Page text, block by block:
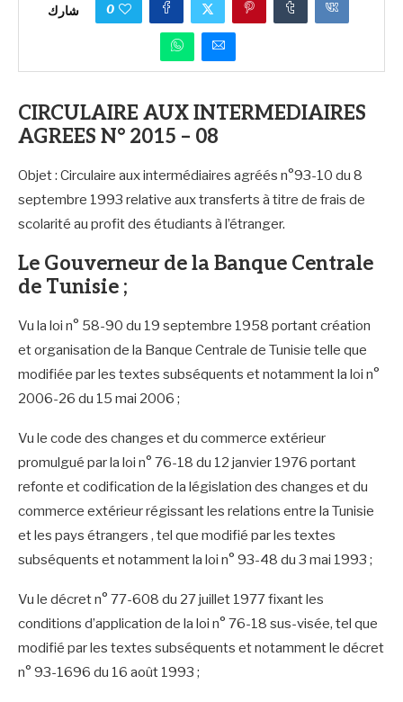
شارك 0
CIRCULAIRE AUX INTERMEDIAIRES
AGREES N° 2015 – 08
Objet : Circulaire aux intermédiaires agréés n°93-10 du 8
septembre 1993 relative aux transferts à titre de frais de
scolarité au profit des étudiants à l’étranger.
Le Gouverneur de la Banque Centrale
de Tunisie ;
Vu la loi n° 58-90 du 19 septembre 1958 portant création
et organisation de la Banque Centrale de Tunisie telle que
modifiée par les textes subséquents et notamment la loi n°
2006-26 du 15 mai 2006 ;
Vu le code des changes et du commerce extérieur
promulgué par la loi n° 76-18 du 12 janvier 1976 portant
refonte et codification de la législation des changes et du
commerce extérieur régissant les relations entre la Tunisie
et les pays étrangers , tel que modifié par les textes
subséquents et notamment la loi n° 93-48 du 3 mai 1993 ;
Vu le décret n° 77-608 du 27 juillet 1977 fixant les
conditions d’application de la loi n° 76-18 sus-visée, tel que
modifié par les textes subséquents et notamment le décret
n° 93-1696 du 16 août 1993 ;